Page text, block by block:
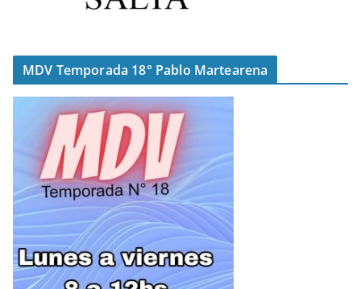
MDV Temporada 18° Pablo Martearena